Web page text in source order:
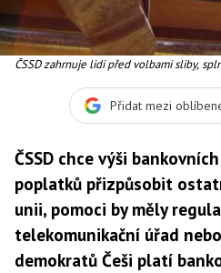
ČSSD zahrnuje lidi před volbami sliby,
Přidat mezi
ČSSD chce výši
poplatků přizpůsobit
unii, pomoci by měly
telekomunikační úřad
demokratů Češi platí